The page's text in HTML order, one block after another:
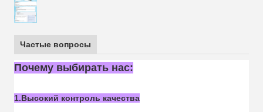
Частые вопросы
Почему выбирать нас:
1.Высокий контроль качества